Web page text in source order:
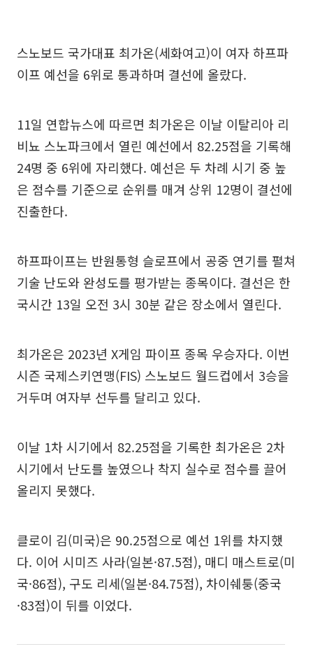
스노보드 국가대표 최가온(세화여고)이 여자 하프파
이프 예선을 6위로 통과하며 결선에 올랐다.
11일 연합뉴스에 따르면 최가온은 이날 이탈리아 리
비뇨 스노파크에서 열린 예선에서 82.25점을 기록해
24명 중 6위에 자리했다. 예선은 두 차례 시기 중 높
은 점수를 기준으로 순위를 매겨 상위 12명이 결선에
진출한다.
하프파이프는 반원통형 슬로프에서 공중 연기를 펼쳐
기술 난도와 완성도를 평가받는 종목이다. 결선은 한
국시간 13일 오전 3시 30분 같은 장소에서 열린다.
최가온은 2023년 X게임 파이프 종목 우승자다. 이번
시즌 국제스키연맹(FIS) 스노보드 월드컵에서 3승을
거두며 여자부 선두를 달리고 있다.
이날 1차 시기에서 82.25점을 기록한 최가온은 2차
시기에서 난도를 높였으나 착지 실수로 점수를 끌어
올리지 못했다.
클로이 김(미국)은 90.25점으로 예선 1위를 차지했
다. 이어 시미즈 사라(일본·87.5점), 매디 매스트로(미
국·86점), 구도 리세(일본·84.75점), 차이쉐퉁(중국
·83점)이 뒤를 이었다.